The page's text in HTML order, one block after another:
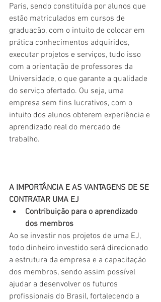
Paris, sendo constituída por alunos que
estão matriculados em cursos de
graduação, com o intuito de colocar em
prática conhecimentos adquiridos,
executar projetos e serviços, tudo isso
com a orientação de professores da
Universidade, o que garante a qualidade
do serviço ofertado. Ou seja, uma
empresa sem fins lucrativos, com o
intuito dos alunos obterem experiência e
aprendizado real do mercado de
trabalho.
A IMPORTÂNCIA E AS VANTAGENS DE SE
CONTRATAR UMA EJ
Contribuição para o aprendizado
dos membros
Ao se investir nos projetos de uma EJ,
todo dinheiro investido será direcionado
a estrutura da empresa e a capacitação
dos membros, sendo assim possível
ajudar a desenvolver os futuros
profissionais do Brasil, fortalecendo a